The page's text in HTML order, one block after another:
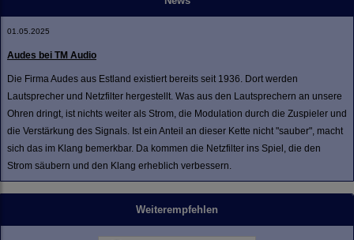
01.05.2025
Audes bei TM Audio
Die Firma Audes aus Estland existiert bereits seit 1936. Dort werden
Lautsprecher und Netzfilter hergestellt. Was aus den Lautsprechern an unsere
Ohren dringt, ist nichts weiter als Strom, die Modulation durch die Zuspieler und
die Verstärkung des Signals. Ist ein Anteil an dieser Kette nicht "sauber", macht
sich das im Klang bemerkbar. Da kommen die Netzfilter ins Spiel, die den
Strom säubern und den Klang erheblich verbessern.
Weiterempfehlen